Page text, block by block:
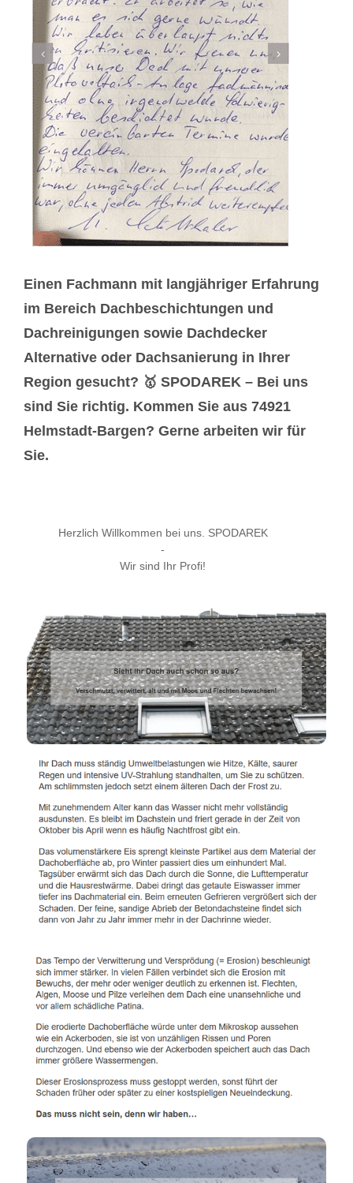
Einen Fachmann mit langjähriger Erfahrung
im Bereich Dachbeschichtungen und
Dachreinigungen sowie Dachdecker
Alternative oder Dachsanierung in Ihrer
Region gesucht? 🥇 SPODAREK – Bei uns
sind Sie richtig. Kommen Sie aus 74921
Helmstadt-Bargen? Gerne arbeiten wir für
Sie.
Herzlich Willkommen bei uns. SPODAREK
-
Wir sind Ihr Profi!